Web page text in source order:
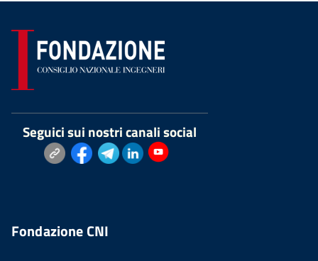
Seguici sui nostri canali social
Fondazione CNI